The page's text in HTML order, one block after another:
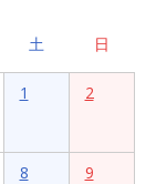
土 日
1 2
8 9